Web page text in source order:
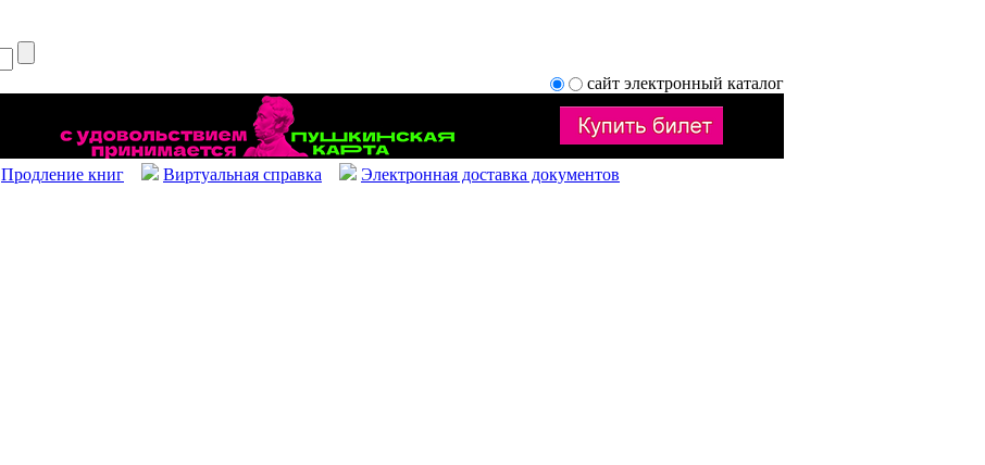
сайт электронный каталог
Продление книг Виртуальная справка
Электронная доставка документов